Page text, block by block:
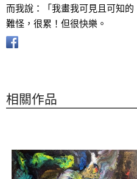
而我說：「我畫我可見且可知的
難怪，很累！但很快樂。
相關作品